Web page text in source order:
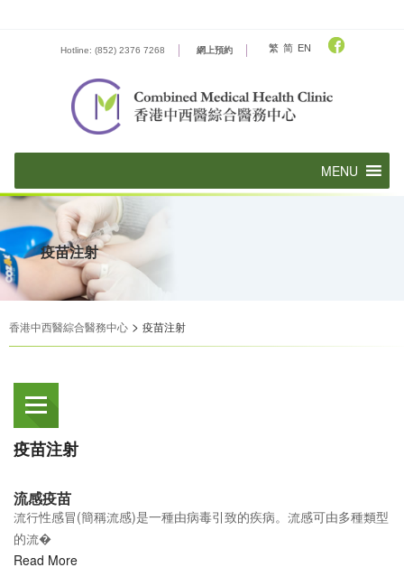
Hotline: (852) 2376 7268 網上預約 繁 简 EN
疫苗注射
香港中西醫綜合醫務中心 > 疫苗注射
疫苗注射
流感疫苗
流行性感冒(簡稱流感)是一種由病毒引致的疾病。流感可由多種類型
的流�
Read More